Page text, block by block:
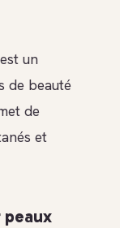
un
de beauté
de
et
peaux